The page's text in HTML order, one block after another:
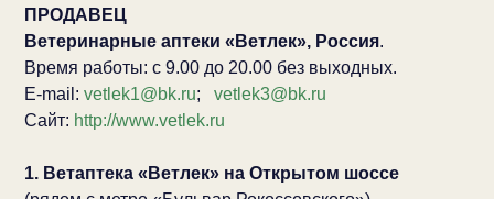
ПРОДАВЕЦ
Ветеринарные аптеки «Ветлек», Россия.
Время работы: с 9.00 до 20.00 без выходных.
E-mail: vetlek1@bk.ru; vetlek3@bk.ru
Сайт: http://www.vetlek.ru
1. Ветаптека «Ветлек» на Открытом шоссе